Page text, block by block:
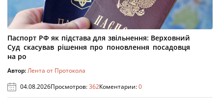
Паспорт РФ як підстава для звільнення: Верховний
Суд скасував рішення про поновлення посадовця
на ро
Автор:Лента от Протокола
04.08.2026Просмотров:362Коментарии:0